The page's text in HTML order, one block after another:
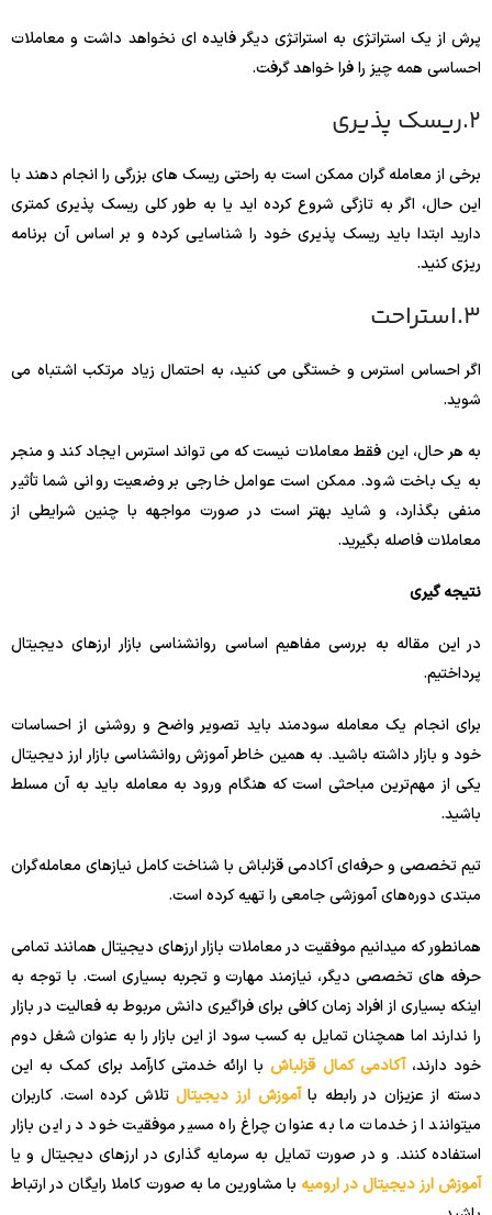
پرش از یک استراتژی به استراتژی دیگر فایده ای نخواهد داشت و معاملات
احساسی همه چیز را فرا خواهد گرفت.
2.ریسک پذیری
برخی از معامله گران ممکن است به راحتی ریسک های بزرگی را انجام دهند با
این حال، اگر به تازگی شروع کرده اید یا به طور کلی ریسک پذیری کمتری
دارید ابتدا باید ریسک پذیری خود را شناسایی کرده و بر اساس آن برنامه
ریزی کنید.
3.استراحت
اگر احساس استرس و خستگی می کنید، به احتمال زیاد مرتکب اشتباه می
شوید.
به هر حال، این فقط معاملات نیست که می تواند استرس ایجاد کند و منجر
به یک باخت شود. ممکن است عوامل خارجی بر وضعیت روانی شما تأثیر
منفی بگذارد، و شاید بهتر است در صورت مواجهه با چنین شرایطی از
معاملات فاصله بگیرید.
نتیجه گیری
در این مقاله به بررسی مفاهیم اساسی روانشناسی بازار ارزهای دیجیتال
پرداختیم.
برای انجام یک معامله سودمند باید تصویر واضح و روشنی از احساسات
خود و بازار داشته باشید. به همین خاطر آموزش روانشناسی بازار ارز دیجیتال
یکی از مهم‌ترین مباحثی است که هنگام ورود به معامله باید به آن مسلط
باشید.
تیم تخصصی و حرفه‌ای آکادمی قزلباش با شناخت کامل نیازهای معامله‌گران
مبتدی دوره‌های آموزشی جامعی را تهیه کرده است.
همانطور که میدانیم موفقیت در معاملات بازار ارزهای دیجیتال همانند تمامی
حرفه های تخصصی دیگر، نیازمند مهارت و تجربه بسیاری است. با توجه به
اینکه بسیاری از افراد زمان کافی برای فراگیری دانش مربوط به فعالیت در بازار
را ندارند اما همچنان تمایل به کسب سود از این بازار را به عنوان شغل دوم
خود دارند،آکادمی کمال قزلباشبا ارائه خدمتی کارآمد برای کمک به این
دسته از عزیزان در رابطه باآموزش ارز دیجیتالتلاش کرده است. کاربران
میتوانند از خدمات ما به عنوان چراغ راه مسیر موفقیت خود در این بازار
استفاده کنند. و در صورت تمایل به سرمایه گذاری در ارزهای دیجیتال و یا
آموزش ارز دیجیتال در ارومیه با مشاورین ما به صورت کاملا رایگان در ارتباط